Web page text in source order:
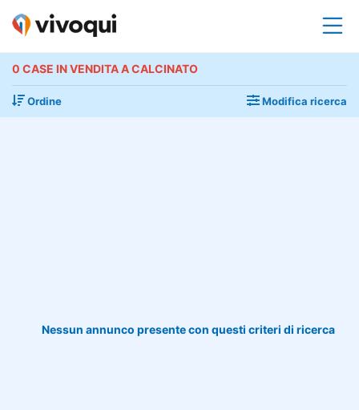
0 CASE IN VENDITA A CALCINATO
Ordine Modifica ricerca
Nessun annunco presente con questi criteri di ricerca